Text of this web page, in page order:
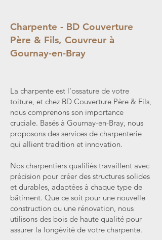
Charpente - BD Couverture
Père & Fils, Couvreur à
Gournay-en-Bray
La charpente est l'ossature de votre
toiture, et chez BD Couverture Père & Fils,
nous comprenons son importance
cruciale. Basés à Gournay-en-Bray, nous
proposons des services de charpenterie
qui allient tradition et innovation.
Nos charpentiers qualifiés travaillent avec
précision pour créer des structures solides
et durables, adaptées à chaque type de
bâtiment. Que ce soit pour une nouvelle
construction ou une rénovation, nous
utilisons des bois de haute qualité pour
assurer la longévité de votre charpente.